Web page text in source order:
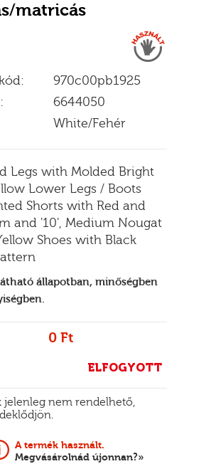
matricás
970c00pb1925
6644050
White/Fehér
Legs with Molded Bright
Lower Legs / Boots
Shorts with Red and
and '10', Medium Nougat
Shoes with Black
állapotban, minőségben
0 Ft
ELFOGYOTT
jelenleg nem rendelhető,
A termék használt.
Megvásárolnád újonnan?»